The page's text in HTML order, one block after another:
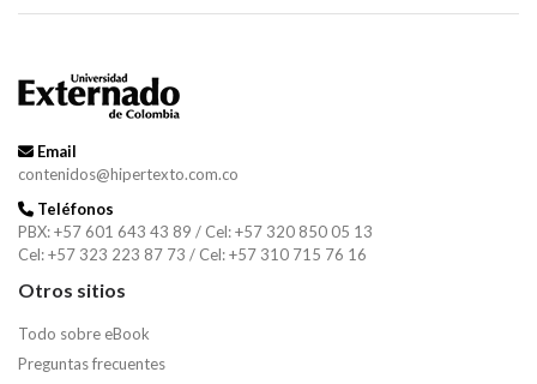
Email
contenidos@hipertexto.com.co
Teléfonos
PBX: +57 601 643 43 89 / Cel: +57 320 850 05 13
Cel: +57 323 223 87 73 / Cel: +57 310 715 76 16
Otros sitios
Todo sobre eBook
Preguntas frecuentes